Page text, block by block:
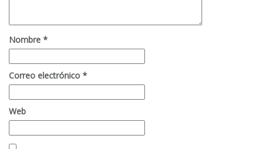
Nombre *
Correo electrónico *
Web